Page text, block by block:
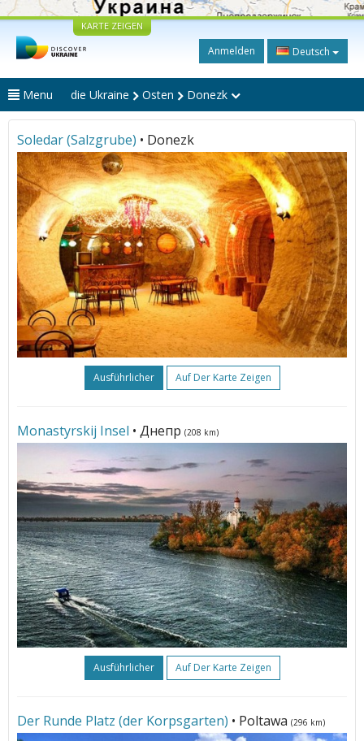
KARTE ZEIGEN
Anmelden Deutsch
Menu die Ukraine Osten Donezk
Soledar (Salzgrube) • Donezk
Ausführlicher Auf Der Karte Zeigen
Monastyrskij Insel • Днепр (208 km)
Ausführlicher Auf Der Karte Zeigen
Der Runde Platz (der Korpsgarten) • Poltawa (296 km)